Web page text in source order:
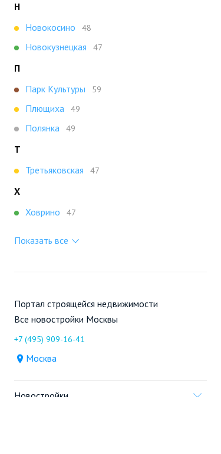
Н
Новокосино
48
Новокузнецкая 47
П
Парк Культуры
59
Плющиха 49
Полянка 49
Т
Третьяковская
47
Х
Ховрино
47
Показать все
Портал строящейся недвижимости
Все новостройки Москвы
+7 (495) 909-16-41
Москва
Новостройки